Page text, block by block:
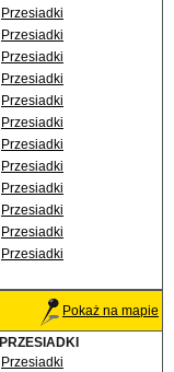
Przesiadki
Przesiadki
Przesiadki
Przesiadki
Przesiadki
Przesiadki
Przesiadki
Przesiadki
Przesiadki
Przesiadki
Przesiadki
Przesiadki
Pokaż na mapie
PRZESIADKI
Przesiadki